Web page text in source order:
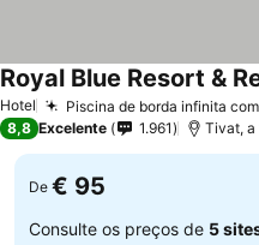
Hotel Piscina de borda infinita
Royal Blue Resort &
8,8 Excelente 1.961 Tivat, a
De € 95
Consulte os preços de 5